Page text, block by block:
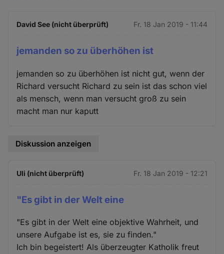
David See (nicht überprüft) Fr. 18 Jan 2019 - 11:44
jemanden so zu überhöhen ist
jemanden so zu überhöhen ist nicht gut, wenn der
Richard versucht Richard zu sein ist das schon viel
als mensch, wenn man versucht groß zu sein
macht man nur kaputt
Diskussion anzeigen
Uli (nicht überprüft) Fr. 18 Jan 2019 - 12:21
"Es gibt in der Welt eine
"Es gibt in der Welt eine objektive Wahrheit, und
unsere Aufgabe ist es, sie zu finden."
Ich bin begeistert! Als überzeugter Katholik freut